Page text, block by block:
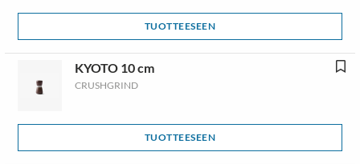
TUOTTEESEEN
KYOTO 10 cm
CRUSHGRIND
TUOTTEESEEN